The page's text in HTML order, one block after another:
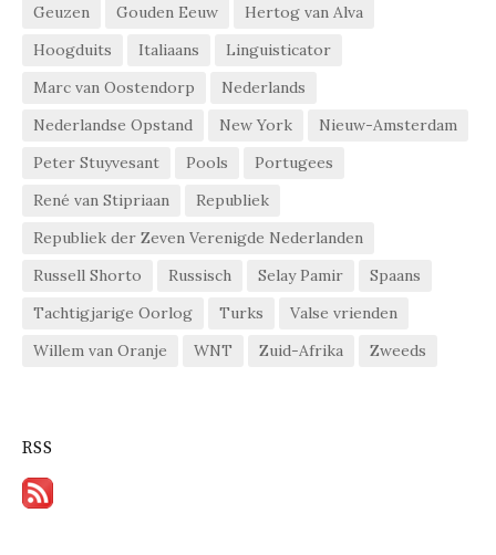
Geuzen
Gouden Eeuw
Hertog van Alva
Hoogduits
Italiaans
Linguisticator
Marc van Oostendorp
Nederlands
Nederlandse Opstand
New York
Nieuw-Amsterdam
Peter Stuyvesant
Pools
Portugees
René van Stipriaan
Republiek
Republiek der Zeven Verenigde Nederlanden
Russell Shorto
Russisch Selay Pamir
Spaans
Tachtigjarige Oorlog
Turks
Valse vrienden
Willem van Oranje
WNT Zuid-Afrika Zweeds
RSS